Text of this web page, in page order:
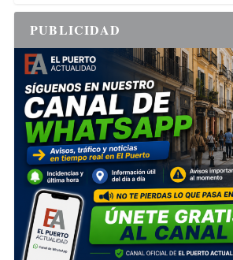
PUBLICIDAD